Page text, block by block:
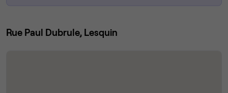
Rue Paul Dubrule, Lesquin